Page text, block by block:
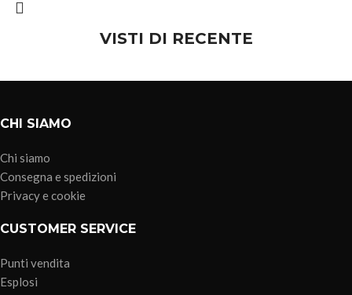
VISTI DI RECENTE
CHI SIAMO
Chi siamo
Consegna e spedizioni
Privacy e cookie
CUSTOMER SERVICE
Punti vendita
Esplosi